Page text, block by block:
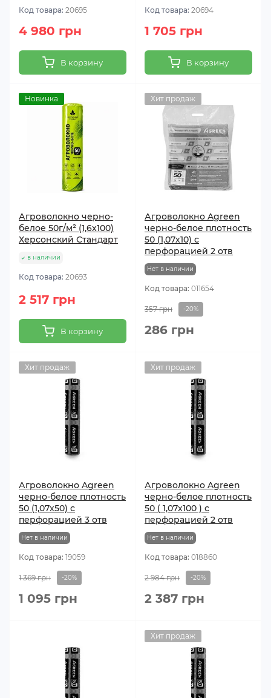
Код товара: 20695
4 980 грн
В корзину
Код товара: 20694
1 705 грн
В корзину
Новинка
Агроволокно черно-
белое 50г/м² (1,6х100)
Херсонский Стандарт
в наличии
Код товара: 20693
2 517 грн
В корзину
Хит продаж
Агроволокно Agreen
черно-белое плотность
50 (1,07х10) с
перфорацией 2 отв
Нет в наличии
Код товара: 011654
357 грн -20%
286 грн
Хит продаж
Агроволокно Agreen
черно-белое плотность
50 (1,07х50) с
перфорацией 3 отв
Нет в наличии
Код товара: 19059
1 369 грн -20%
1 095 грн
Хит продаж
Агроволокно Agreen
черно-белое плотность
50 ( 1,07х100 ) с
перфорацией 2 отв
Нет в наличии
Код товара: 018860
2 984 грн -20%
2 387 грн
Хит продаж